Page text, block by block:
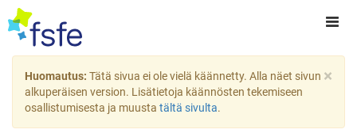
×
Huomautus: Tätä sivua ei ole vielä käännetty. Alla näet sivun
alkuperäisen version. Lisätietoja käännösten tekemiseen
osallistumisesta ja muusta tältä sivulta.